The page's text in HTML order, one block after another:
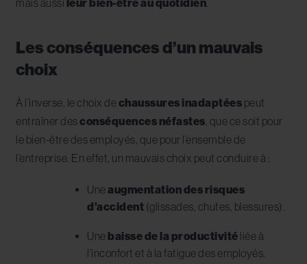
mais aussi leur bien-être au quotidien
Les conséquences d’un mauvais
choix
À l’inverse, le choix dechaussures inadaptées peut
entraîner desconséquences néfastes , que ce soit pour
le bien-être des employés, que pour l’ensemble de
l’entreprise. En effet, un mauvais choix peut conduire à :
Uneaugmentation des risques
d’accident (glissades, chutes, blessures).
Une baisse de la productivité liée à
l’inconfort et à la fatigue des employés.